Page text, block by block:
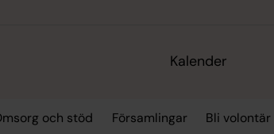
Kalender
och stöd Församlingar Bli volontär